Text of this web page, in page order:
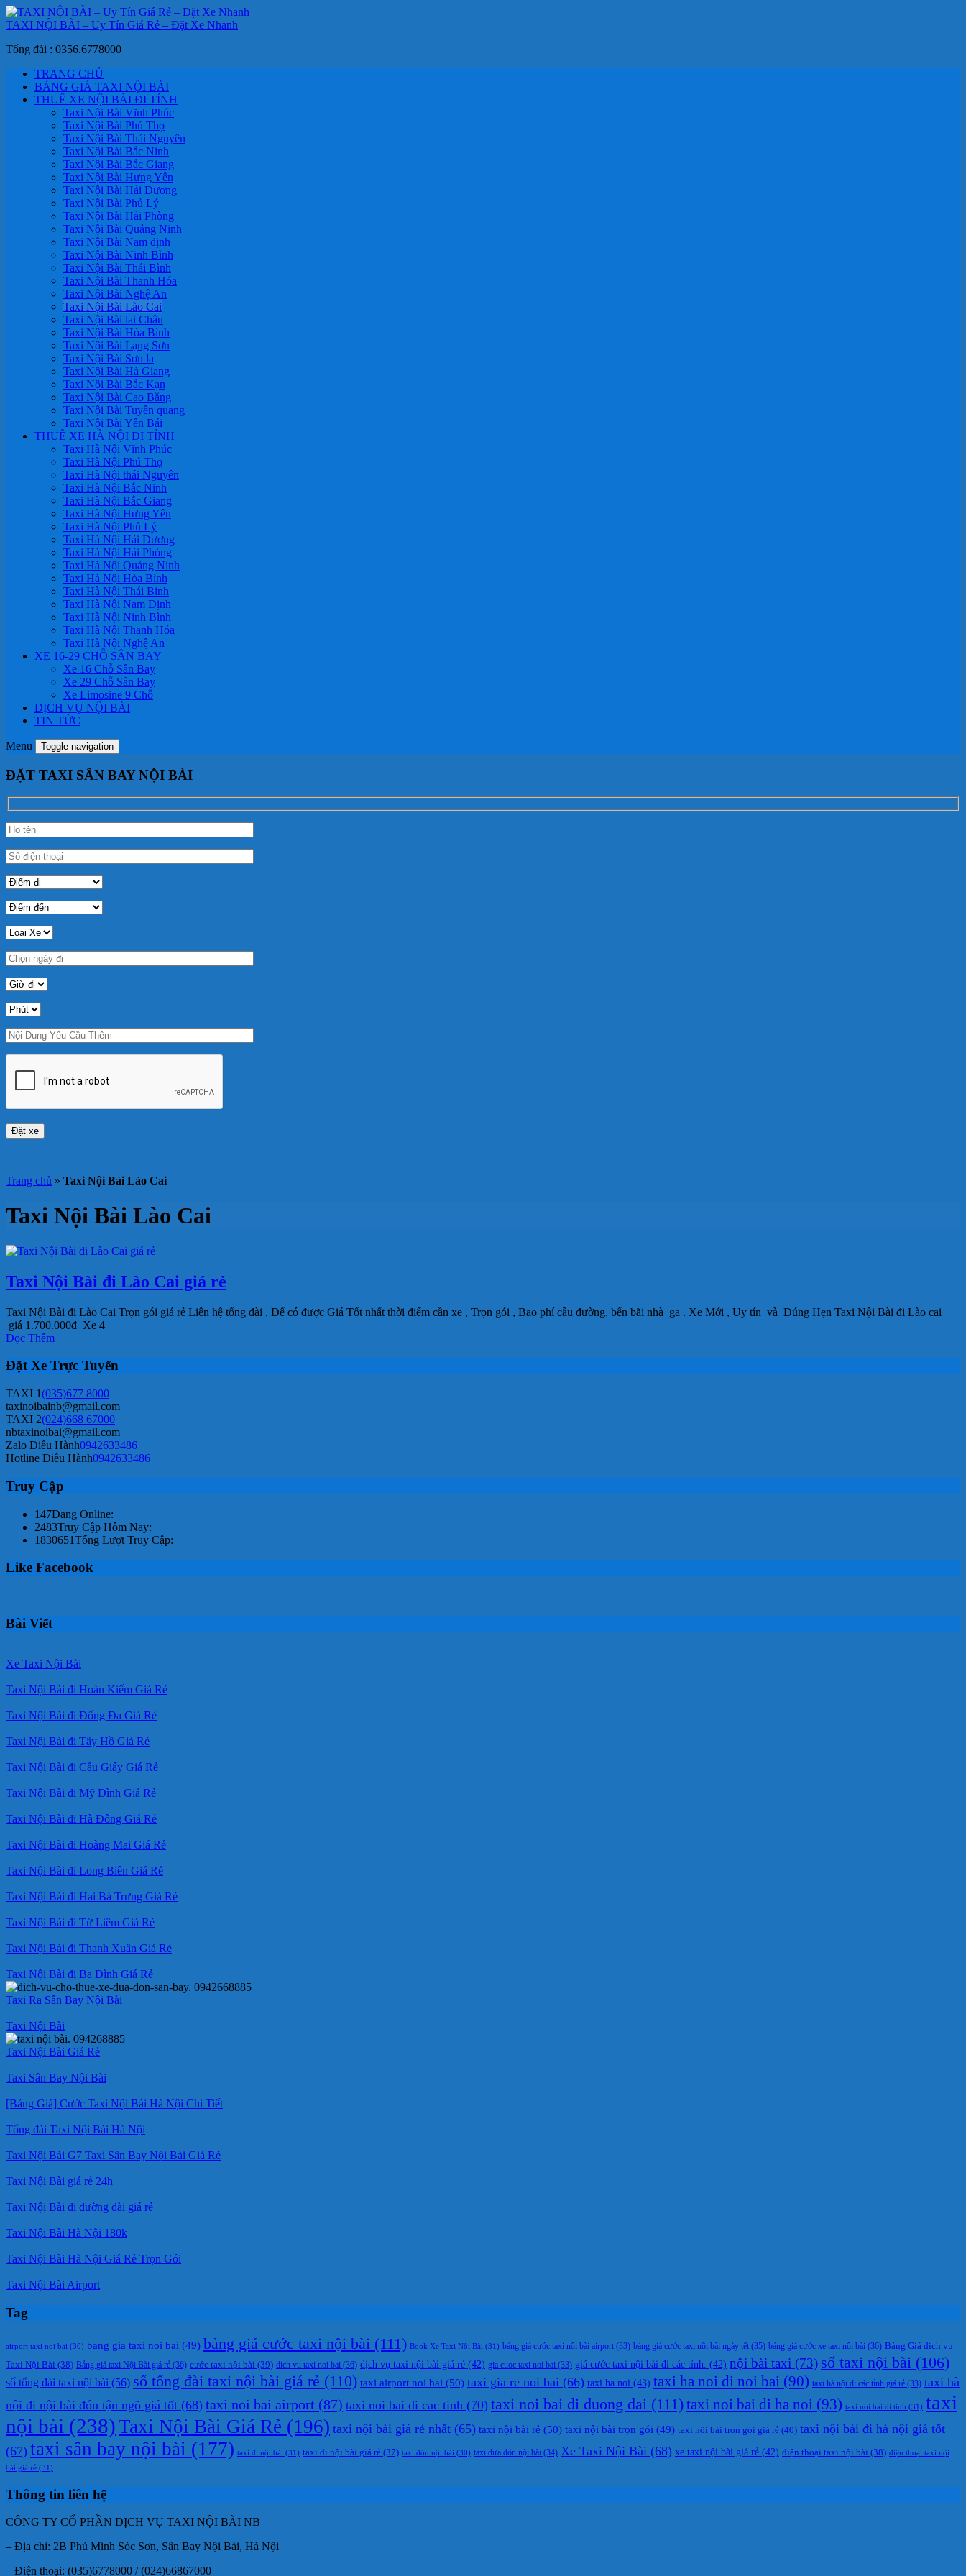
TAXI NỘI BÀI – Uy Tín Giá Rẻ – Đặt Xe Nhanh
Tổng đài : 0356.6778000
TRANG CHỦ
BẢNG GIÁ TAXI NỘI BÀI
THUÊ XE NỘI BÀI ĐI TỈNH
Taxi Nội Bài Vĩnh Phúc
Taxi Nội Bài Phú Thọ
Taxi Nội Bài Thái Nguyên
Taxi Nội Bài Bắc Ninh
Taxi Nội Bài Bắc Giang
Taxi Nội Bài Hưng Yên
Taxi Nội Bài Hải Dương
Taxi Nội Bài Phủ Lý
Taxi Nội Bài Hải Phòng
Taxi Nội Bài Quảng Ninh
Taxi Nội Bài Nam định
Taxi Nội Bài Ninh Bình
Taxi Nội Bài Thái Bình
Taxi Nội Bài Thanh Hóa
Taxi Nội Bài Nghệ An
Taxi Nội Bài Lào Cai
Taxi Nội Bài lai Châu
Taxi Nội Bài Hòa Bình
Taxi Nội Bài Lạng Sơn
Taxi Nội Bài Sơn la
Taxi Nội Bài Hà Giang
Taxi Nội Bài Bắc Kạn
Taxi Nội Bài Cao Bằng
Taxi Nội Bài Tuyên quang
Taxi Nội Bài Yên Bái
THUÊ XE HÀ NỘI ĐI TỈNH
Taxi Hà Nội Vĩnh Phúc
Taxi Hà Nội Phú Thọ
Taxi Hà Nội thái Nguyên
Taxi Hà Nội Bắc Ninh
Taxi Hà Nội Bắc Giang
Taxi Hà Nội Hưng Yên
Taxi Hà Nội Phủ Lý
Taxi Hà Nội Hải Dương
Taxi Hà Nội Hải Phòng
Taxi Hà Nội Quảng Ninh
Taxi Hà Nội Hòa Bình
Taxi Hà Nội Thái Binh
Taxi Hà Nội Nam Định
Taxi Hà Nội Ninh Bình
Taxi Hà Nội Thanh Hóa
Taxi Hà Nội Nghệ An
XE 16-29 CHỖ SÂN BAY
Xe 16 Chỗ Sân Bay
Xe 29 Chỗ Sân Bay
Xe Limosine 9 Chỗ
DỊCH VỤ NỘI BÀI
TIN TỨC
Menu Toggle navigation
ĐẶT TAXI SÂN BAY NỘI BÀI
Trang chủ » Taxi Nội Bài Lào Cai
Taxi Nội Bài Lào Cai
Taxi Nội Bài đi Lào Cai giá rẻ
Taxi Nội Bài đi Lào Cai Trọn gói giá rẻ Liên hệ tổng đài , Để có được Giá Tốt nhất thời điểm cần xe , Trọn gói , Bao phí cầu đường, bến bãi nhà ga . Xe Mới , Uy tín và Đúng Hẹn Taxi Nội Bài đi Lào cai
giá 1.700.000đ Xe 4
Đọc Thêm
Đặt Xe Trực Tuyến
TAXI 1(035)677 8000
taxinoibainb@gmail.com
TAXI 2(024)668 67000
nbtaxinoibai@gmail.com
Zalo Điều Hành0942633486
Hotline Điều Hành0942633486
Truy Cập
147Đang Online:
2483Truy Cập Hôm Nay:
1830651Tổng Lượt Truy Cập:
Like Facebook
Bài Viết
Xe Taxi Nội Bài
Taxi Nội Bài đi Hoàn Kiếm Giá Rẻ
Taxi Nội Bài đi Đống Đa Giá Rẻ
Taxi Nội Bài đi Tây Hồ Giá Rẻ
Taxi Nội Bài đi Cầu Giấy Giá Rẻ
Taxi Nội Bài đi Mỹ Đình Giá Rẻ
Taxi Nội Bài đi Hà Đông Giá Rẻ
Taxi Nội Bài đi Hoàng Mai Giá Rẻ
Taxi Nội Bài đi Long Biên Giá Rẻ
Taxi Nội Bài đi Hai Bà Trưng Giá Rẻ
Taxi Nội Bài đi Từ Liêm Giá Rẻ
Taxi Nội Bài đi Thanh Xuân Giá Rẻ
Taxi Nội Bài đi Ba Đình Giá Rẻ
Taxi Ra Sân Bay Nội Bài
Taxi Nội Bài
Taxi Nội Bài Giá Rẻ
Taxi Sân Bay Nội Bài
[Bảng Giá] Cước Taxi Nội Bài Hà Nội Chi Tiết
Tổng đài Taxi Nội Bài Hà Nội
Taxi Nội Bài G7 Taxi Sân Bay Nội Bài Giá Rẻ
Taxi Nội Bài giá rẻ 24h
Taxi Nội Bài đi đường dài giá rẻ
Taxi Nội Bài Hà Nội 180k
Taxi Nội Bài Hà Nội Giá Rẻ Trọn Gói
Taxi Nội Bài Airport
Tag
airport taxi noi bai (30) bang gia taxi noi bai (49) bảng giá cước taxi nội bài (111) Book Xe Taxi Nội Bài (31) bảng giá cước taxi nội bài airport (33) bảng giá cước taxi nội bài ngày tết (35) bảng giá cước xe taxi nội bài (36) Bảng Giá dịch vụ
Taxi Nội Bài (38) Bảng giá taxi Nội Bài giá rẻ (36) cước taxi nội bài (39) dich vu taxi noi bai (36) dịch vụ taxi nội bài giá rẻ (42) gia cuoc taxi noi bai (33) giá cước taxi nội bài đi các tỉnh. (42) nội bài taxi (73) số taxi nội bài (106)
số tổng đài taxi nội bài (56) số tổng đài taxi nội bài giá rẻ (110) taxi airport noi bai (50) taxi gia re noi bai (66) taxi ha noi (43) taxi ha noi di noi bai (90) taxi hà nội đi các tỉnh giá rẻ (33) taxi hà
nội đi nội bài đón tận ngõ giá tốt (68) taxi noi bai airport (87) taxi noi bai di cac tinh (70) taxi noi bai di duong dai (111)taxi noi bai di ha noi (93) taxi noi bai di tinh (31) taxi
nội bài (238)Taxi Nội Bài Giá Rẻ (196) taxi nội bài giá rẻ nhất (65) taxi nội bài rẻ (50) taxi nội bài trọn gói (49) taxi nội bài trọn gói giá rẻ (40) taxi nội bài đi hà nội giá tốt
(67) taxi sân bay nội bài (177) taxi đi nội bài (31) taxi đi nội bài giá rẻ (37) taxi đón nội bài (30) taxi đưa đón nội bài (34) Xe Taxi Nội Bài (68) xe taxi nội bài giá rẻ (42) điện thoại taxi nội bài (38) điện thoại taxi nội
bài giá rẻ (31)
Thông tin liên hệ
CÔNG TY CỔ PHẦN DỊCH VỤ TAXI NỘI BÀI NB
– Địa chỉ: 2B Phú Minh Sóc Sơn, Sân Bay Nội Bài, Hà Nội
– Điện thoại: (035)6778000 / (024)66867000